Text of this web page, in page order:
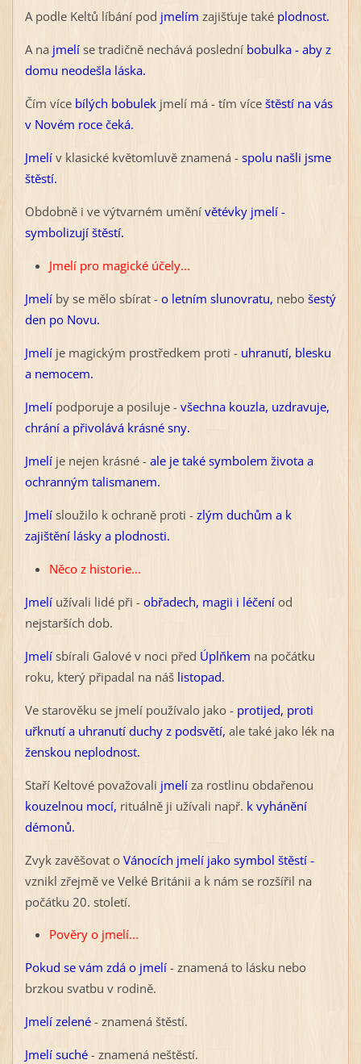
A podle Keltů líbání pod jmelím zajišťuje také plodnost.
A na jmelíse tradičně nechává poslední bobulka - aby z
domu neodešla láska.
Čím více bílých bobulek jmelí má - tím více štěstí na vás
v Novém roce čeká.
Jmelí v klasické květomluvě znamená - spolu našli jsme
štěstí.
Obdobně i ve výtvarném umění větévky jmelí -
symbolizují štěstí.
Jmelí pro magické účely...
Jmelí by se mělo sbírat - o letním slunovratu, nebošestý
den po Novu.
Jmelí je magickým prostředkem proti - uhranutí, blesku
a nemocem.
Jmelípodporuje a posiluje - všechna kouzla, uzdravuje,
chrání a přivolává krásné sny.
Jmelí je nejen krásné - ale je také symbolem života a
ochranným talismanem.
Jmelísloužilo k ochraně proti - zlým duchům a k
zajištění lásky a plodnosti.
Něco z historie...
Jmelí užívali lidé při - obřadech, magii i léčeníod
nejstarších dob.
Jmelí sbírali Galové v noci před Úplňkem na počátku
roku, který připadal na náš listopad.
Ve starověku se jmelí používalo jako - protijed, proti
uřknutí a uhranutí duchy z podsvětí, ale také jako lék na
ženskou neplodnost.
Staří Keltové považovali jmelí za rostlinu obdařenou
kouzelnou mocí, rituálně ji užívali např. k vyhánění
démonů.
Zvyk zavěšovat o Vánocích jmelí jako symbol štěstí -
vznikl zřejmě ve Velké Británii a k nám se rozšířil na
počátku 20. století.
Pověry o jmelí...
Pokud se vám zdá o jmelí - znamená to lásku nebo
brzkou svatbu v rodině.
Jmelí zelené- znamená štěstí.
Jmelí suché - znamená neštěstí.